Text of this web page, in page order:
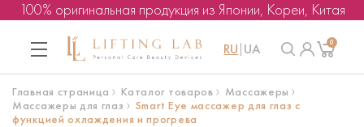
100% оригинальная продукция из Японии, Кореи, Китая
RU UA 0
Главная страница Каталог товаров
Массажеры
Массажеры для глаз
Smart Eye массажер для глаз с
функцией охлаждения и прогрева